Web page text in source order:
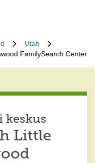
Utah
FamilySearch Center
keskus
Little